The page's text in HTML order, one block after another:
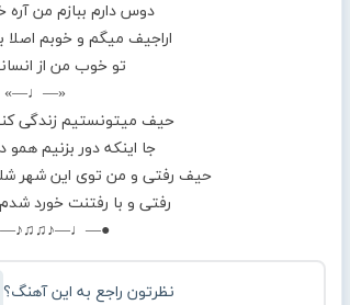
دوس دارم ببازم من آره
اراجیف میگم و خوبم
تو خوب من از
«—♩—»
حیف میتونستیم زندگی
جا اینکه دور بزنیم همو
حیف رفتی و من توی این شهر
رفتی و با رفتنت خورد
نظرتون راجع به این آهنگ؟